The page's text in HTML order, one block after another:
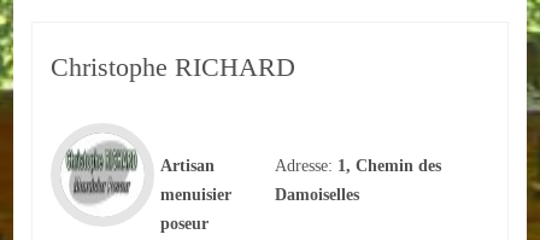
Urbanisme
Adresses/Téléphone
Santé
Social
Christophe RICHARD
Artisan
menuisier
poseur
Adresse: 1, Chemin des
Damoiselles